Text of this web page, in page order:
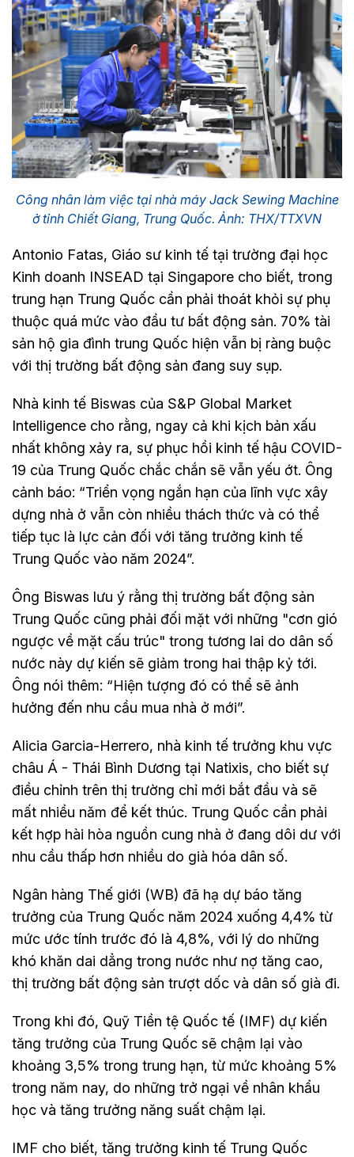
Công nhân làm việc tại nhà máy Jack Sewing Machine
ở tỉnh Chiết Giang, Trung Quốc. Ảnh: THX/TTXVN
Antonio Fatas, Giáo sư kinh tế tại trường đại học
Kinh doanh INSEAD tại Singapore cho biết, trong
trung hạn Trung Quốc cần phải thoát khỏi sự phụ
thuộc quá mức vào đầu tư bất động sản. 70% tài
sản hộ gia đình trung Quốc hiện vẫn bị ràng buộc
với thị trường bất động sản đang suy sụp.
Nhà kinh tế Biswas của S&P Global Market
Intelligence cho rằng, ngay cả khi kịch bản xấu
nhất không xảy ra, sự phục hồi kinh tế hậu COVID-
19 của Trung Quốc chắc chắn sẽ vẫn yếu ớt. Ông
cảnh báo: “Triển vọng ngắn hạn của lĩnh vực xây
dựng nhà ở vẫn còn nhiều thách thức và có thể
tiếp tục là lực cản đối với tăng trưởng kinh tế
Trung Quốc vào năm 2024”.
Ông Biswas lưu ý rằng thị trường bất động sản
Trung Quốc cũng phải đối mặt với những "cơn gió
ngược về mặt cấu trúc" trong tương lai do dân số
nước này dự kiến sẽ giảm trong hai thập kỷ tới.
Ông nói thêm: “Hiện tượng đó có thể sẽ ảnh
hưởng đến nhu cầu mua nhà ở mới”.
Alicia Garcia-Herrero, nhà kinh tế trưởng khu vực
châu Á - Thái Bình Dương tại Natixis, cho biết sự
điều chỉnh trên thị trường chỉ mới bắt đầu và sẽ
mất nhiều năm để kết thúc. Trung Quốc cần phải
kết hợp hài hòa nguồn cung nhà ở đang dôi dư với
nhu cầu thấp hơn nhiều do già hóa dân số.
Ngân hàng Thế giới (WB) đã hạ dự báo tăng
trưởng của Trung Quốc năm 2024 xuống 4,4% từ
mức ước tính trước đó là 4,8%, với lý do những
khó khăn dai dẳng trong nước như nợ tăng cao,
thị trường bất động sản trượt dốc và dân số già đi.
Trong khi đó, Quỹ Tiền tệ Quốc tế (IMF) dự kiến
tăng trưởng của Trung Quốc sẽ chậm lại vào
khoảng 3,5% trong trung hạn, từ mức khoảng 5%
trong năm nay, do những trở ngại về nhân khẩu
học và tăng trưởng năng suất chậm lại.
IMF cho biết, tăng trưởng kinh tế Trung Quốc